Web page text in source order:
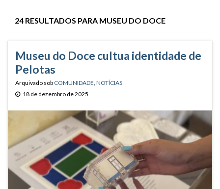
24 RESULTADOS PARA MUSEU DO DOCE
Museu do Doce cultua identidade de
Pelotas
Arquivado sob COMUNIDADE NOTÍCIAS
18 de dezembro de 2025